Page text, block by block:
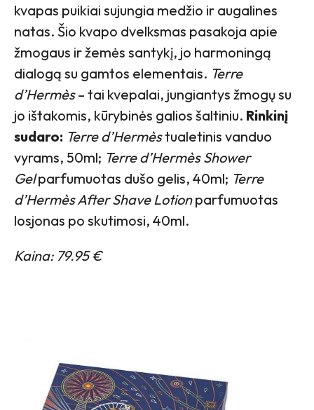
kvapas puikiai sujungia medžio ir augalines
natas. Šio kvapo dvelksmas pasakoja apie
žmogaus ir žemės santykį, jo harmoningą
dialogą su gamtos elementais. Terre
d’Hermès– tai kvepalai, jungiantys žmogų su
jo ištakomis, kūrybinės galios šaltiniu. Rinkinį
sudaro: Terre d’Hermèstualetinis vanduo
vyrams, 50ml; Terre d’Hermès Shower
Gelparfumuotas dušo gelis, 40ml; Terre
d’Hermès After Shave Lotionparfumuotas
losjonas po skutimosi, 40ml.
Kaina: 79.95 €